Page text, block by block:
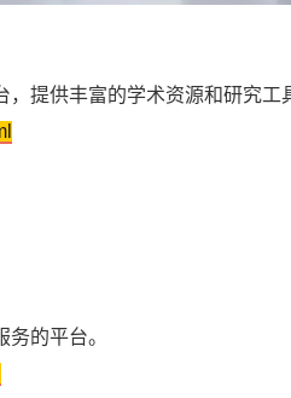
提供丰富的学术资源和研究工
的平台。